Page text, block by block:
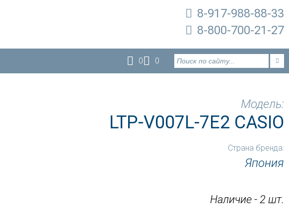
8-917-988-88-33
8-800-700-21-27
0 0
Модель:
LTP-V007L-7E2 CASIO
Страна бренда:
Япония
Наличие - 2 шт.